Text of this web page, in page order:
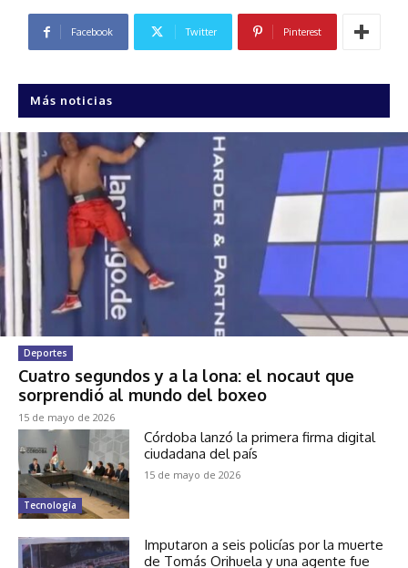
Facebook Twitter Pinterest
Más noticias
Deportes
Cuatro segundos y a la lona: el nocaut que
sorprendió al mundo del boxeo
15 de mayo de 2026
Tecnología
Córdoba lanzó la primera firma digital
ciudadana del país
15 de mayo de 2026
Imputaron a seis policías por la muerte
de Tomás Orihuela y una agente fue